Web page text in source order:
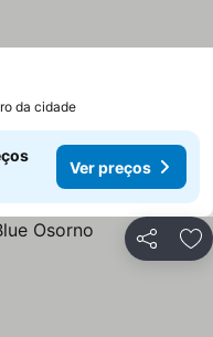
da cidade
Ver preços
Partilhar